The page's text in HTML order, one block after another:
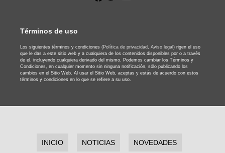
Términos de uso
Los siguientes términos y condiciones (Política de privacidad, Aviso legal) rigen el uso
que le das a este sitio web y a cualquiera de los contenidos disponibles por o a través
de el, incluyendo cualquiera derivado del mismo. Podemos cambiar los Términos y
Condiciones, en cualquier momento sin ninguna notificación, sólo publicando los
cambios en el Sitio Web. Al usar el Sitio Web, aceptas y estás de acuerdo con estos
términos y condiciones en lo que se refiere a su uso.
INICIO NOTICIAS NOVEDADES